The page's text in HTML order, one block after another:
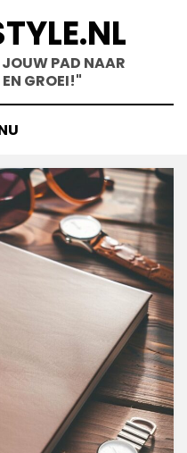
JOUW PAD NAAR
GROEI!"